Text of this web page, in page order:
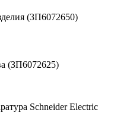
(ЗП6072650)
(ЗП6072625)
Schneider Electric